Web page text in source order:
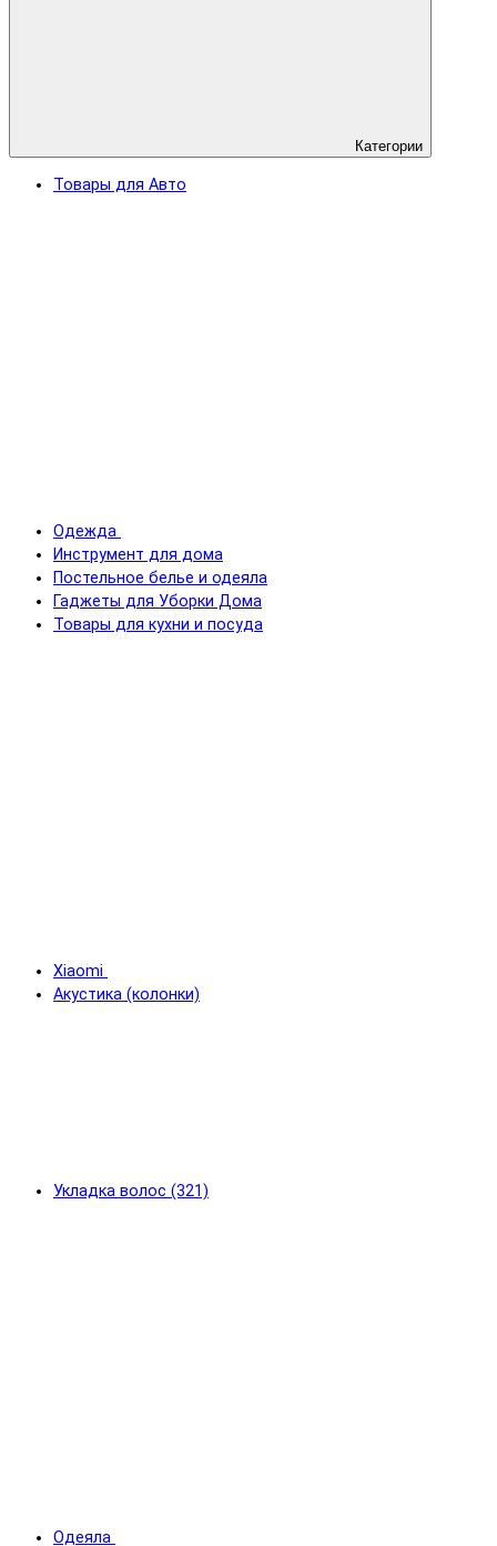
Категории
Товары для Авто
Одежда
Инструмент для дома
Постельное белье и одеяла
Гаджеты для Уборки Дома
Товары для кухни и посуда
Xiaomi
Акустика (колонки)
Укладка волос (321)
Одеяла